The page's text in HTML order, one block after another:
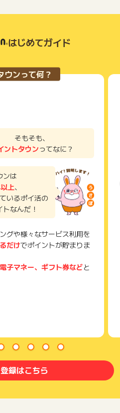
物を利用されたことがある場合
おこなっていただくことを推奨
電話など2つ以上の申し込み方
WEBフォームからお申し込みく
得するまで必ず保管してくださ
問い合わせされる際に、該当の
ございます。
合は対応いたしかねますので、
イトを表示するアプリのこと
各広告主ではなく、代理店が行
トに関する詳細を把握しており
イントに関するお問い合わせを
願いいたします。
商品受取拒否及び不着、返品の
。
運送会社スタッフが無料で集荷
いつでもお申込ができるので、
はじめてガイド
ウンって何？
そもそも、
ントタウンってなに？
ンは
上、
いるポイ活の
なんだ！
グや様々なサービス利用を
だけでポイントが貯まりま
子マネー、ギフト券などと
録はこちら